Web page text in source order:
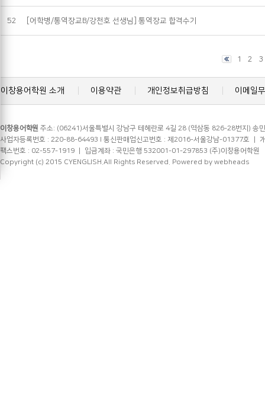
52 [어학병/통역장교B/강천호 선생님] 통역장교 합격수기
1 2 3
이창용어학원 소개 이용약관 개인정보취급방침 이메일
이창용어학원 주소: (06241)서울특별시 강남구 테헤란로 4길 28 (역삼동 826-28번지) 송
사업자등록번호 : 220-88-64493 l 통신판매업신고번호 : 제2016-서울강남-01377호
팩스번호 : 02-557-1919 ㅣ 입금계좌 : 국민은행 532001-01-297853 (주)이창용어학원
Copyright (c) 2015 CYENGLISH.All Rights Reserved. Powered by webheads